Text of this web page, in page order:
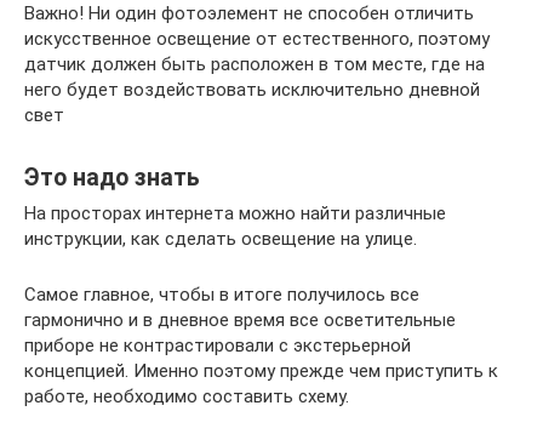
Важно! Ни один фотоэлемент не способен отличить
искусственное освещение от естественного, поэтому
датчик должен быть расположен в том месте, где на
него будет воздействовать исключительно дневной
свет
Это надо знать
На просторах интернета можно найти различные
инструкции, как сделать освещение на улице.
Самое главное, чтобы в итоге получилось все
гармонично и в дневное время все осветительные
приборе не контрастировали с экстерьерной
концепцией. Именно поэтому прежде чем приступить к
работе, необходимо составить схему.